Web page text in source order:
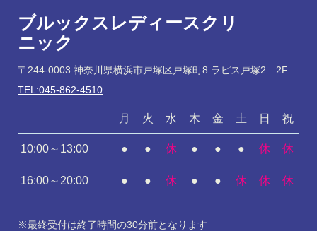
ブルックスレディースクリ
ニック
〒244-0003 神奈川県横浜市戸塚区戸塚町8 ラピス戸塚2 2F
TEL:045-862-4510
月 火 水 木 金 土 日 祝
10:00～13:00 ● ● 休 ● ● ● 休 休
16:00～20:00 ● ● 休 ● ● 休 休 休
※最終受付は終了時間の30分前となります